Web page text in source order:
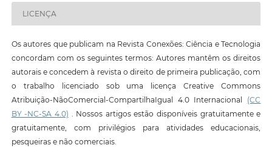
LICENÇA
Os autores que publicam na Revista Conexões: Ciência e Tecnologia
concordam com os seguintes termos: Autores mantêm os direitos
autorais e concedem à revista o direito de primeira publicação, com
o trabalho licenciado sob uma licença Creative Commons
Atribuição-NãoComercial-CompartilhaIgual 4.0 Internacional (CC
BY -NC-SA 4.0) . Nossos artigos estão disponíveis gratuitamente e
gratuitamente, com privilégios para atividades educacionais,
pesqueiras e não comerciais.